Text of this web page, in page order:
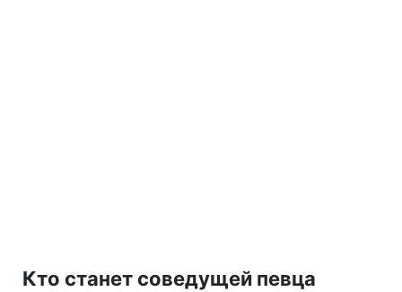
Кто станет соведущей певца